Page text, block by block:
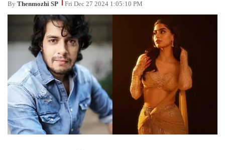
EVENTS
By Thenmozhi SP Fri Dec 27 2024 1:05:10 PM